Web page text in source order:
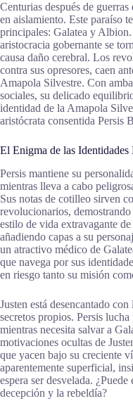
Centurias después de
en aislamiento. Este paraíso
principales: Galatea y
aristocracia gobernante se
causa daño cerebral. Los
contra sus opresores, caen
Amapola Silvestre. Con
sociales, su delicado
identidad de la Amapola
aristócrata consentida Persis
El Enigma de las Identidades
Persis mantiene su
mientras lleva a cabo
Sus notas de cotilleo sirven
revolucionarios,
estilo de vida extravagante
añadiendo capas a su
un atractivo médico de
que navega por sus
en riesgo tanto su misión
Justen está desencantado
secretos propios. Persis
mientras necesita salvar a
motivaciones ocultas de
que yacen bajo su creciente
aparentemente superficial,
espera ser desvelada.
decepción y la rebeldía?